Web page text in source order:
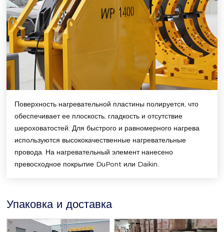
Поверхность нагревательной пластины полируется, что
обеспечивает ее плоскость, гладкость и отсутствие
шероховатостей. Для быстрого и равномерного нагрева
используются высококачественные нагревательные
провода. На нагревательный элемент нанесено
превосходное покрытие DuPont или Daikin.
Упаковка и доставка